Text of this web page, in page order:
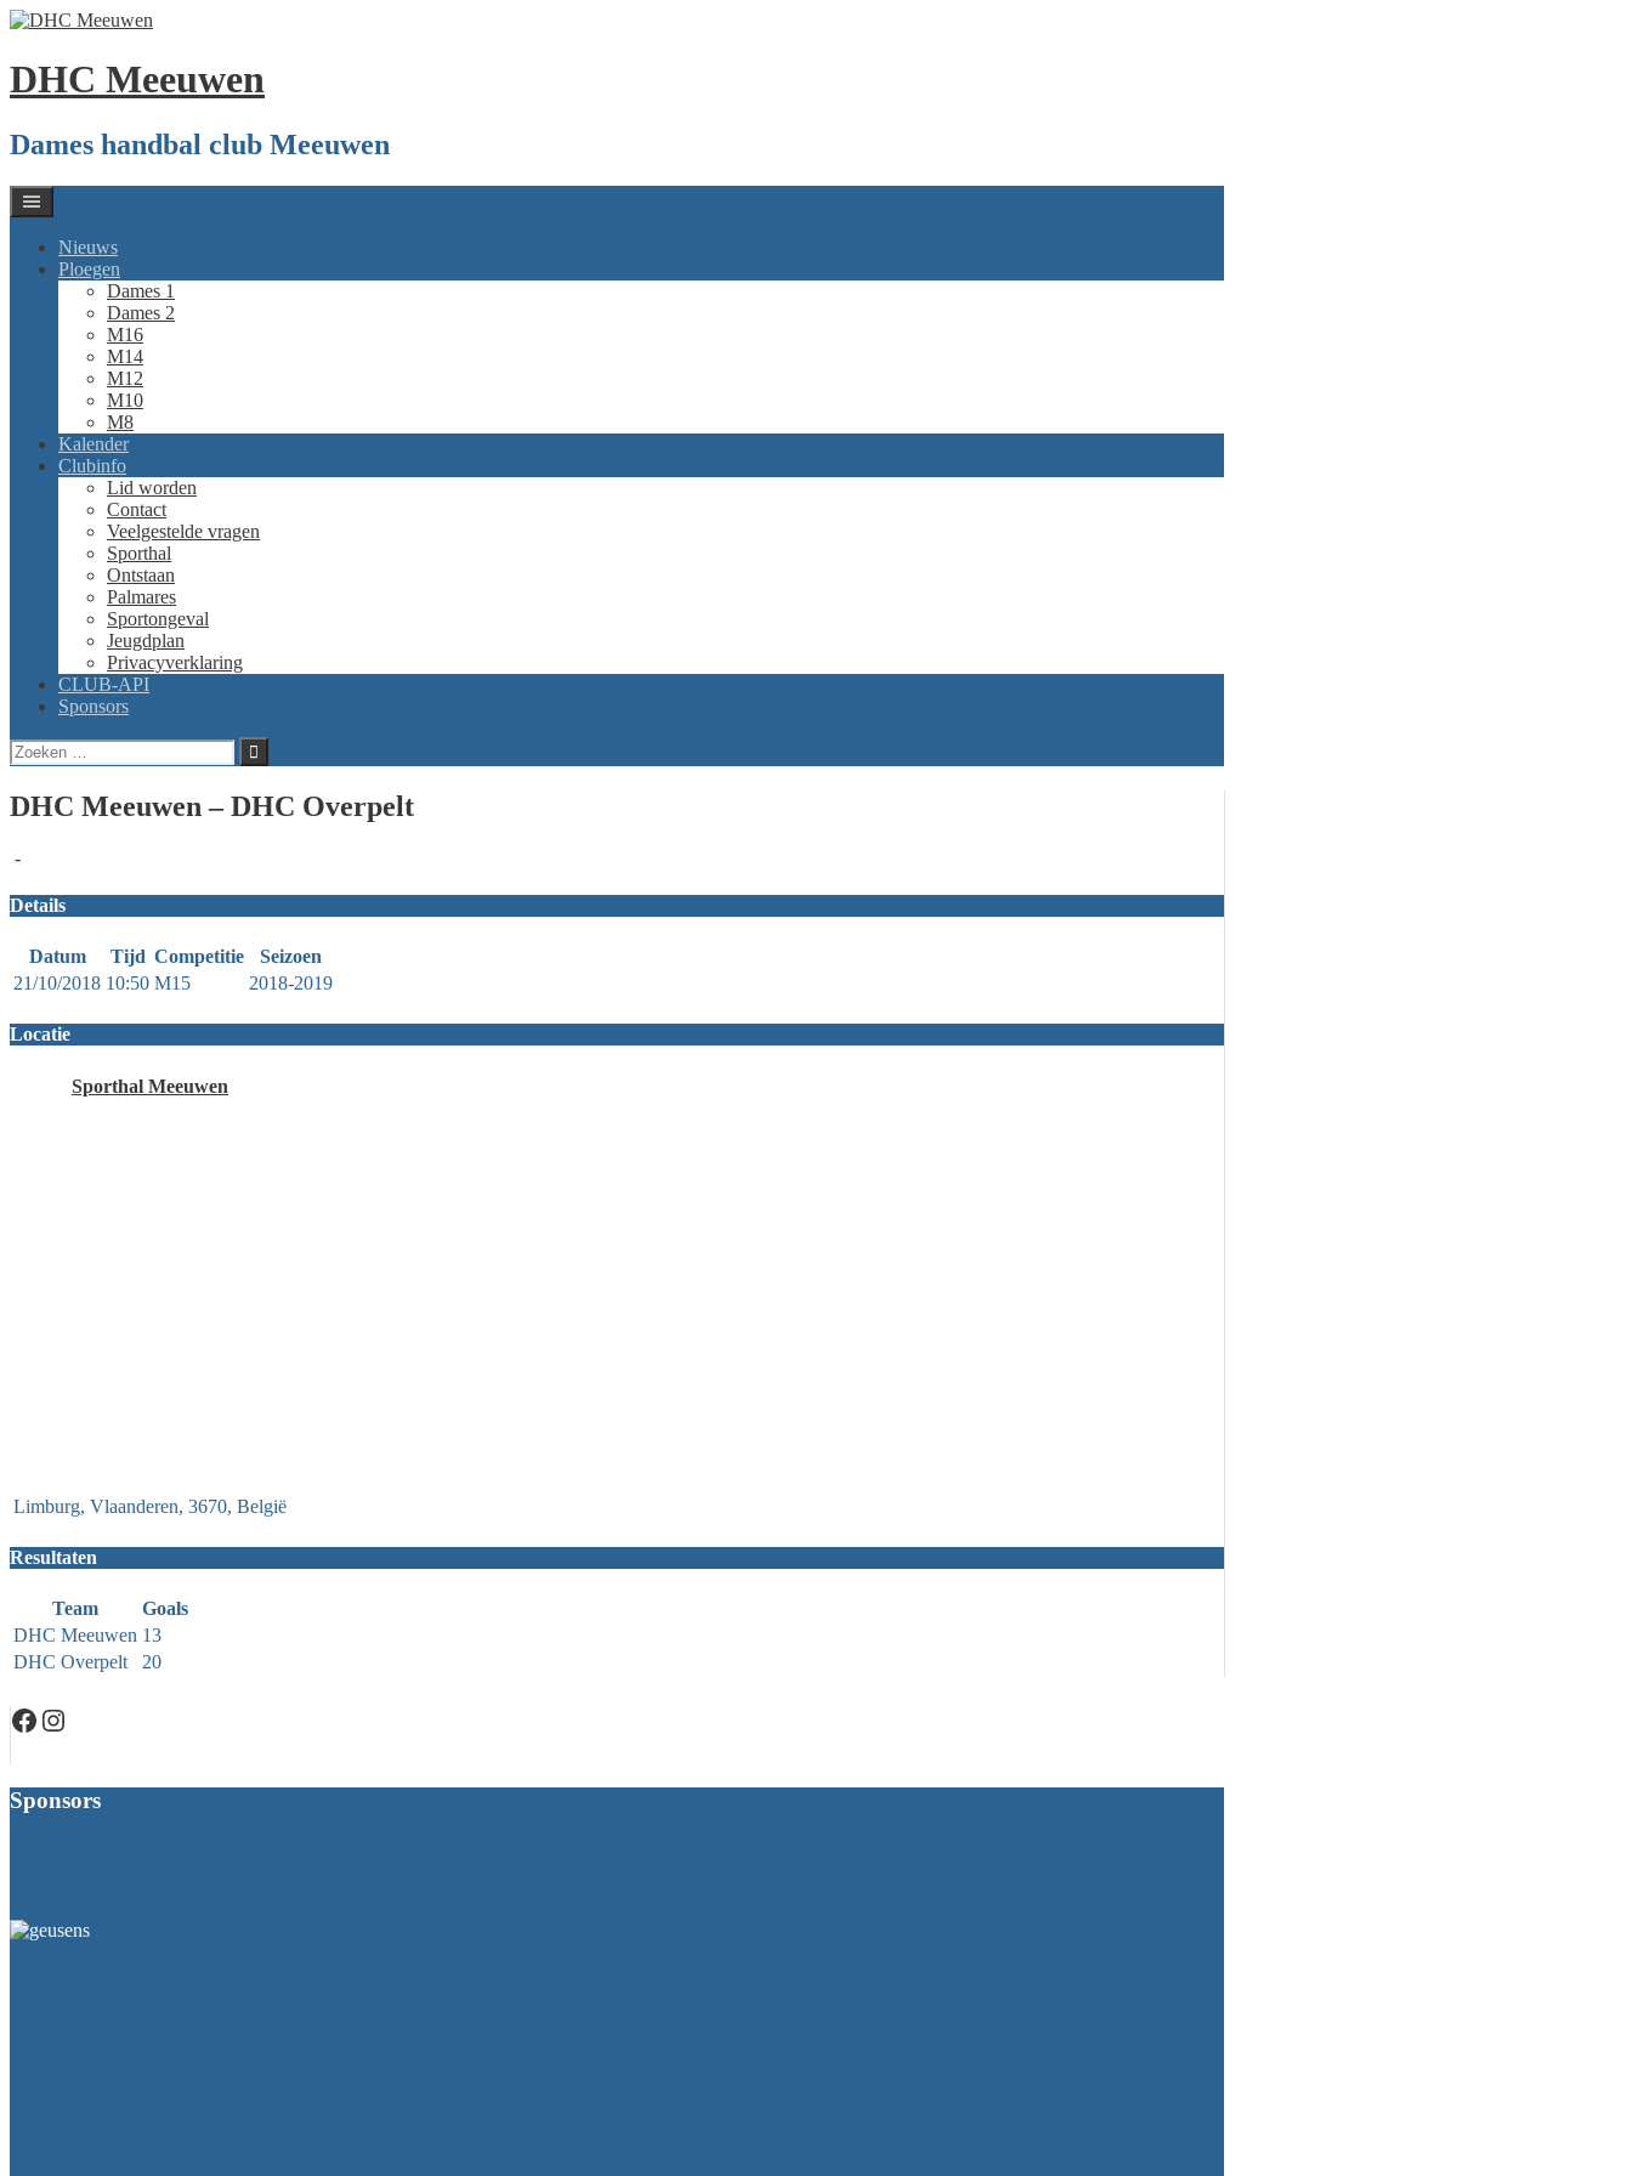
Spring
inhoud
DHC Meeuwen
Dames handbal club Meeuwen
Nieuws
Ploegen
Dames 1
Dames 2
M16
M14
M12
M10
M8
Kalender
Clubinfo
Lid worden
Contact
Veelgestelde vragen
Sporthal
Ontstaan
Palmares
Sportongeval
Jeugdplan
Privacyverklaring
CLUB-API
Sponsors
Zoeken
naar:
DHC Meeuwen – DHC Overpelt
-
Details
Datum Tijd Competitie
Seizoen
21/10/2018 10:50 M15 2018-2019
Locatie
Sporthal Meeuwen
Limburg, Vlaanderen, 3670, België
Resultaten
Team
Goals
DHC Meeuwen 13
DHC Overpelt
20
Facebook
Instagram
Sponsors